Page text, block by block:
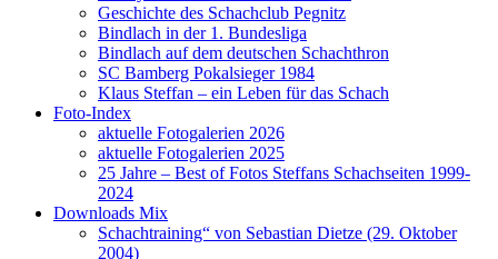
Geschichte des Schachclub Pegnitz
Bindlach in der 1. Bundesliga
Bindlach auf dem deutschen Schachthron
SC Bamberg Pokalsieger 1984
Klaus Steffan – ein Leben für das Schach
Foto-Index
aktuelle Fotogalerien 2026
aktuelle Fotogalerien 2025
25 Jahre – Best of Fotos Steffans Schachseiten 1999-
2024
Downloads Mix
Schachtraining“ von Sebastian Dietze (29. Oktober
2004)